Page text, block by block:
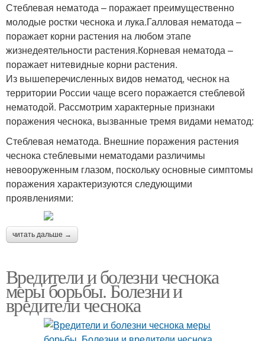
Стеблевая нематода – поражает преимущественно
молодые ростки чеснока и лука.Галловая нематода –
поражает корни растения на любом этапе
жизнедеятельности растения.Корневая нематода –
поражает нитевидные корни растения.
Из вышеперечисленных видов нематод, чеснок на
территории России чаще всего поражается стеблевой
нематодой. Рассмотрим характерные признаки
поражения чеснока, вызванные тремя видами нематод:
Стеблевая нематода. Внешние поражения растения
чеснока стеблевыми нематодами различимы
невооруженным глазом, поскольку основные симптомы
поражения характеризуются следующими
проявлениями:
читать дальше →
Вредители и болезни чеснока
меры борьбы. Болезни и
вредители чеснока